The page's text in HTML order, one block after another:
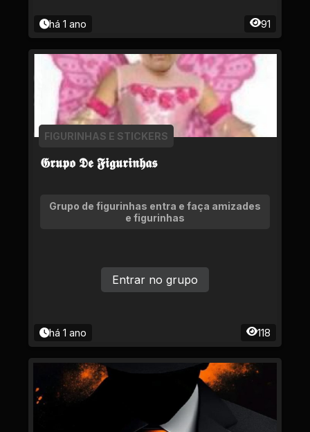
há 1 ano 91
𝕲𝖗𝖚𝖕𝖔 𝕯𝖊 𝕱𝖎𝖌𝖚𝖗𝖎𝖓𝖍𝖆𝖘
FIGURINHAS E STICKERS
Grupo de figurinhas entra e faça amizades
e figurinhas
há 1 ano 118
Entrar no grupo